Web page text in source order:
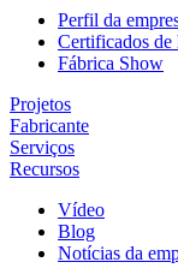
Perfil da
Certificados de
Fábrica Show
Projetos
Fabricante
Serviços
Recursos
Vídeo
Blog
Notícias da